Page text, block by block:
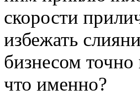
скорости
избежать
бизнесом
что именно?